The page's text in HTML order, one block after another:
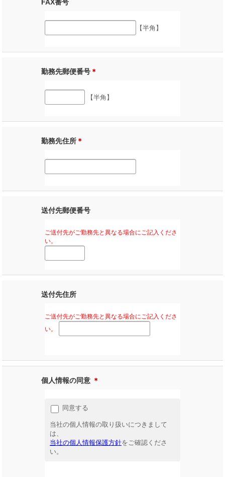
FAX番号
【半角】
勤務先郵便番号＊
【半角】
勤務先住所＊
送付先郵便番号
ご送付先がご勤務先と異なる場合にご記入くださ
い。
送付先住所
ご送付先がご勤務先と異なる場合にご記入くださ
い。
個人情報の同意 ＊
同意する
当社の個人情報の取り扱いにつきまして
は、
当社の個人情報保護方針をご確認くださ
い。